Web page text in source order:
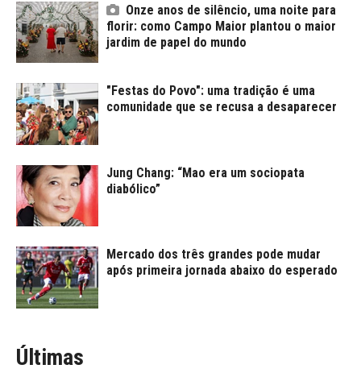
Onze anos de silêncio, uma noite para
florir: como Campo Maior plantou o maior
jardim de papel do mundo
"Festas do Povo": uma tradição é uma
comunidade que se recusa a desaparecer
Jung Chang: “Mao era um sociopata
diabólico”
Mercado dos três grandes pode mudar
após primeira jornada abaixo do esperado
Últimas